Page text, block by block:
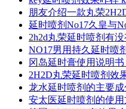
朋友介绍一款丸荣
延时喷剂No17久皇与
2h2d丸荣延时喷剂有
NO17男用持久延时喷
冈岛延时膏使用说明
2H2D丸荣延时喷剂效
龙水延时喷剂的主要
安太医延时喷剂的使